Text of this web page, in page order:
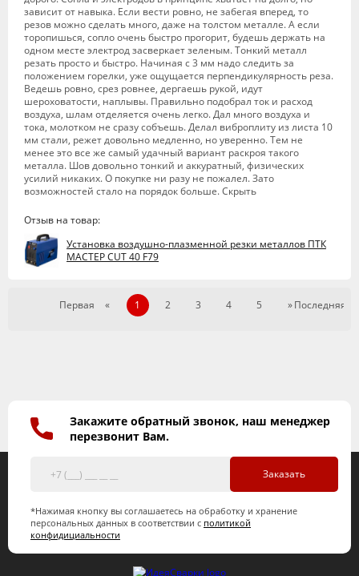
зависит от навыка. Если вести ровно, не забегая вперед, то
резов можно сделать много, даже на толстом металле. А если
торопишься, сопло очень быстро прогорит, будешь держать на
одном месте электрод засверкает зеленым. Тонкий металл
резать просто и быстро. Начиная с 3 мм надо следить за
положением горелки, уже ощущается перпендикулярность реза.
Ведешь ровно, срез ровнее, дергаешь рукой, идут
шероховатости, наплывы. Правильно подобрал ток и расход
воздуха, шлам отделяется очень легко. Дал много воздуха и
тока, молотком не сразу собъешь. Делал виброплиту из листа 10
мм стали, режет довольно медленно, но уверенно. Тем не
менее это все же самый удачный вариант раскроя такого
металла. Шов довольно тонкий и аккуратный, физических
усилий никаких. О покупке ни разу не пожалел. Зато
возможностей стало на порядок больше. Скрыть
Отзыв на товар:
Установка воздушно-плазменной резки металлов ПТК
МАСТЕР CUT 40 F79
Первая « 1 2 3 4 5 » Последняя
Закажите обратный звонок, наш менеджер
перезвонит Вам.
Заказать
*Нажимая кнопку вы соглашаетесь на обработку и хранение
персональных данных в соответствии с политикой
конфидициальности